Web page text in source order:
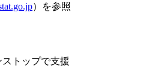
）を参照
トップで支援